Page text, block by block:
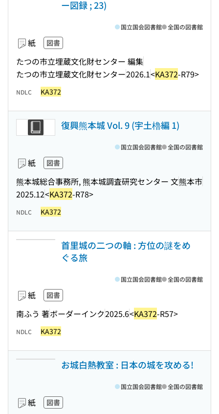
ー図録 ; 23)
紙 図書
たつの市立埋蔵文化財センター 編集
たつの市立埋蔵文化財センター2026.1<KA372-R79>
国立国会図書館 全国の図書館
NDLC KA372
復興熊本城 Vol. 9 (宇土櫓編 1)
紙 図書
熊本城総合事務所, 熊本城調査研究センター 文熊本市
2025.12<KA372-R78>
国立国会図書館 全国の図書館
NDLC KA372
首里城の二つの軸 : 方位の謎をめ
ぐる旅
紙 図書
南ふう 著ボーダーインク2025.6<KA372-R57>
国立国会図書館 全国の図書館
NDLC KA372
お城白熱教室 : 日本の城を攻める!
紙 図書
国立国会図書館 全国の図書館